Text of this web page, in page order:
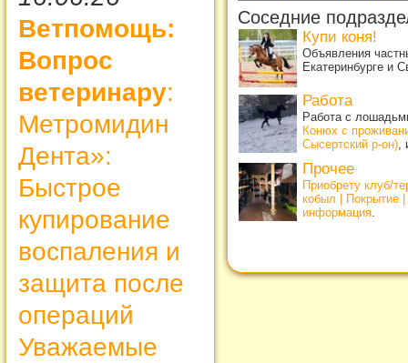
Ветпомощь:
Вопрос
ветеринару:
Метромидин
Дента»:
Быстрое
купирование
воспаления и
защита после
операций
Уважаемые
Соседние
Купи коня!
Объявления
Екатеринбурге и
Работа
Работа с
Конюх с
Сысертский р-он)
Прочее
Приобрету клуб/
кобыл | Покрытие
информация